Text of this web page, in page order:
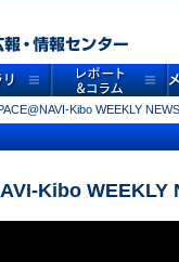
Kibo WEEKLY
Kibo WEEKLY